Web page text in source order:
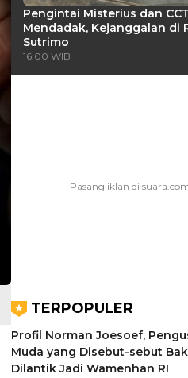
Pengintai Misterius dan
Mendadak, Kejanggalan di
Sutrimo
16:00 WIB
TERPOPULER
Profil Norman Joesoef,
Muda yang Disebut-sebut
Dilantik Jadi Wamenhan RI